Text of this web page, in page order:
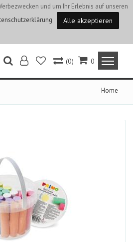
und um Ihr Erlebnis auf unseren
Alle akzeptieren
0
(0)
Home